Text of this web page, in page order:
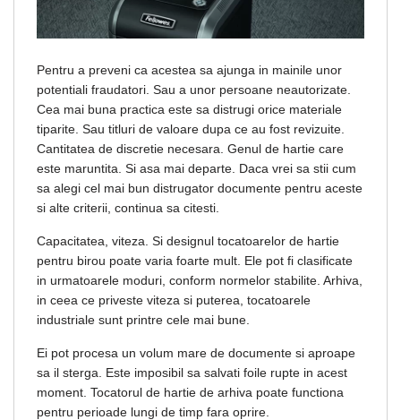
Pentru a preveni ca acestea sa ajunga in mainile unor
potentiali fraudatori. Sau a unor persoane neautorizate.
Cea mai buna practica este sa distrugi orice materiale
tiparite. Sau titluri de valoare dupa ce au fost revizuite.
Cantitatea de discretie necesara. Genul de hartie care
este maruntita. Si asa mai departe. Daca vrei sa stii cum
sa alegi cel mai bun distrugator documente pentru aceste
si alte criterii, continua sa citesti.
Capacitatea, viteza. Si designul tocatoarelor de hartie
pentru birou poate varia foarte mult. Ele pot fi clasificate
in urmatoarele moduri, conform normelor stabilite. Arhiva,
in ceea ce priveste viteza si puterea, tocatoarele
industriale sunt printre cele mai bune.
Ei pot procesa un volum mare de documente si aproape
sa il sterga. Este imposibil sa salvati foile rupte in acest
moment. Tocatorul de hartie de arhiva poate functiona
pentru perioade lungi de timp fara oprire.